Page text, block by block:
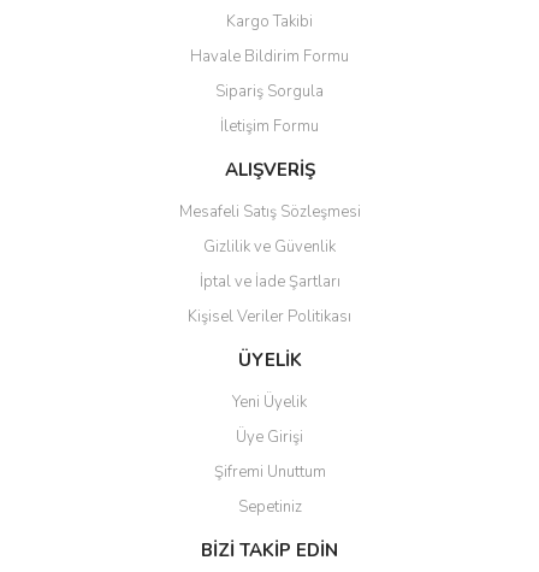
Ürün resmi kalitesiz, bozuk veya görüntülenemiyor.
Ürün açıklamasında eksik bilgiler bulunuyor.
Ürün bilgilerinde hatalar bulunuyor.
Ürün fiyatı diğer sitelerden daha pahalı.
Bu ürüne benzer farklı alternatifler olmalı.
Gönder
Kargo Takibi
Havale Bildirim Formu
Sipariş Sorgula
İletişim Formu
ALIŞVERİŞ
Mesafeli Satış Sözleşmesi
Gizlilik ve Güvenlik
İptal ve İade Şartları
Kişisel Veriler Politikası
ÜYELİK
Yeni Üyelik
Üye Girişi
Şifremi Unuttum
Sepetiniz
BİZİ TAKİP EDİN